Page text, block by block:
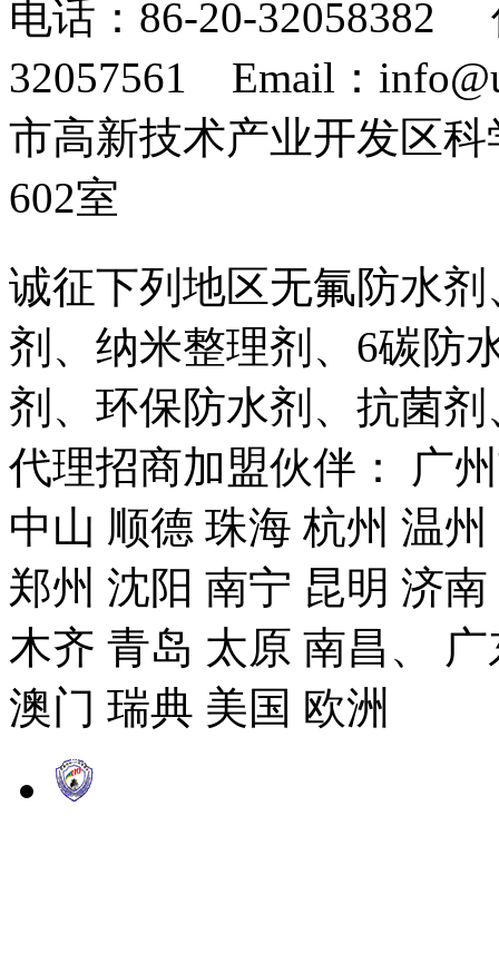
电话：86-20-32058382
32057561 Email：
市高新技术产业开发区
602室
诚征下列地区无氟防水
剂、纳米整理剂、6碳防
剂、环保防水剂、抗菌
代理招商加盟伙伴： 广
中山 顺德 珠海 杭州 温
郑州 沈阳 南宁 昆明 济
木齐 青岛 太原 南昌、
澳门 瑞典 美国 欧洲